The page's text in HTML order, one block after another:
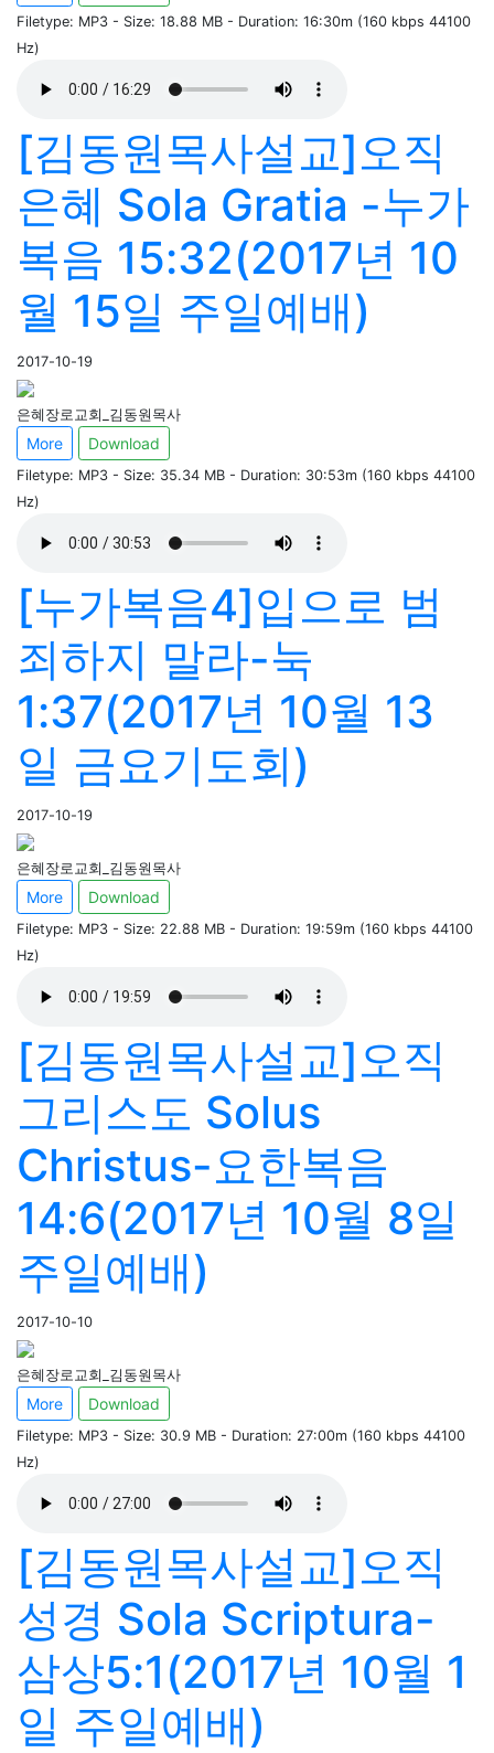
Filetype: MP3 - Size: 18.88 MB - Duration: 16:30m (160 kbps 44100
Hz)
[김동원목사설교]오직
은혜 Sola Gratia -누가
복음 15:32(2017년 10
월 15일 주일예배)
2017-10-19
은혜장로교회_김동원목사
More Download
Filetype: MP3 - Size: 35.34 MB - Duration: 30:53m (160 kbps 44100
Hz)
[누가복음4]입으로 범
죄하지 말라-눅
1:37(2017년 10월 13
일 금요기도회)
2017-10-19
은혜장로교회_김동원목사
More Download
Filetype: MP3 - Size: 22.88 MB - Duration: 19:59m (160 kbps 44100
Hz)
[김동원목사설교]오직
그리스도 Solus
Christus-요한복음
14:6(2017년 10월 8일
주일예배)
2017-10-10
은혜장로교회_김동원목사
More Download
Filetype: MP3 - Size: 30.9 MB - Duration: 27:00m (160 kbps 44100
Hz)
[김동원목사설교]오직
성경 Sola Scriptura-
삼상5:1(2017년 10월 1
일 주일예배)